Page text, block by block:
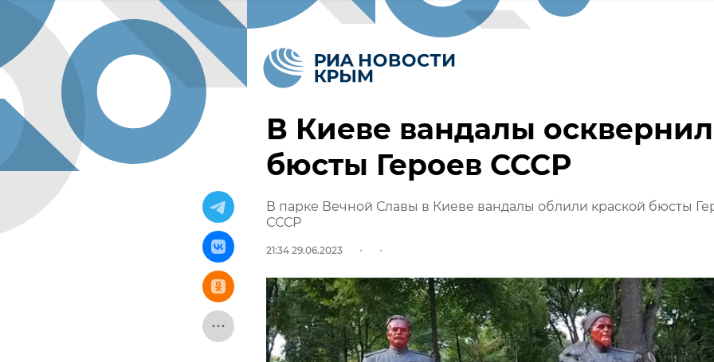
В Киеве вандалы
бюсты Героев СССР
В парке Вечной Славы в Киеве вандалы облили краской бюсты
СССР
21:34 29.06.2023